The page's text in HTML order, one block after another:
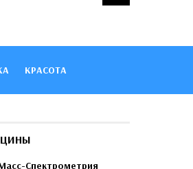
КРАСОТА
Спектрометрия